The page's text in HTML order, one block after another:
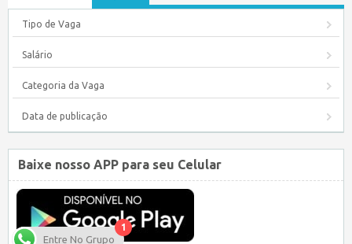
Tipo de Vaga
Salário
Categoria da Vaga
Data de publicação
Baixe nosso APP para seu Celular
1
Entre No Grupo